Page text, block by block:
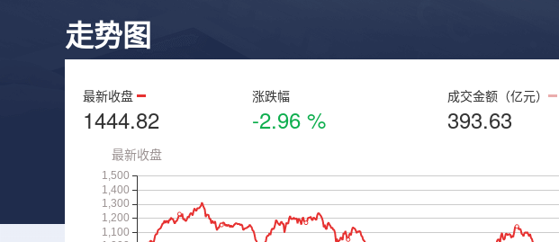
走势图
最新收盘
1444.82
涨跌幅
-2.96 %
成交金额（亿元）
393.63